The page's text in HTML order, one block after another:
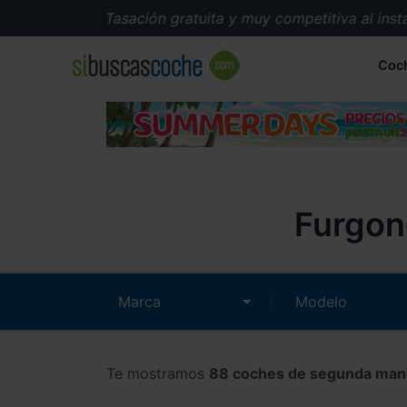
Tasación gratuita y muy competitiva al instante.
Te mostramos 88 coches de segunda